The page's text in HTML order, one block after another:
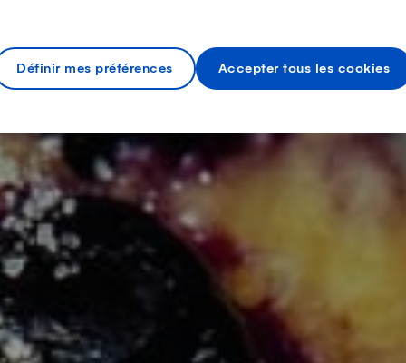
Définir mes préférences Accepter tous les cookies